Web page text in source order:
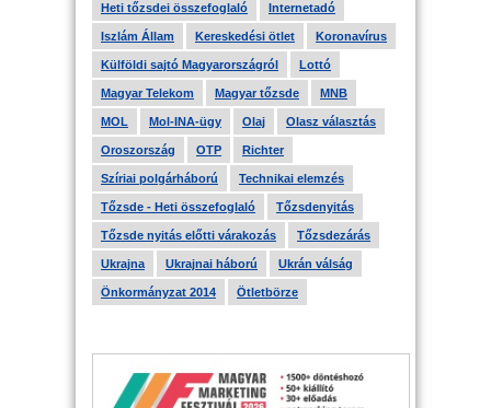
Heti tőzsdei összefoglaló Internetadó
Iszlám Állam Kereskedési ötlet Koronavírus
Külföldi sajtó Magyarországról Lottó
Magyar Telekom Magyar tőzsde MNB
MOL Mol-INA-ügy Olaj Olasz választás
Oroszország OTP Richter
Szíriai polgárháború Technikai elemzés
Tőzsde - Heti összefoglaló Tőzsdenyitás
Tőzsde nyitás előtti várakozás Tőzsdezárás
Ukrajna Ukrajnai háború Ukrán válság
Önkormányzat 2014 Ötletbörze